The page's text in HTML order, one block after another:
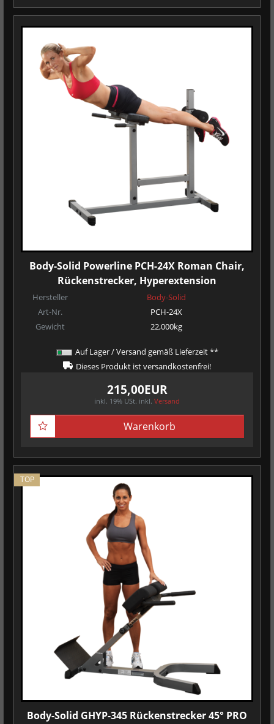
Body-Solid Powerline PCH-24X Roman Chair,
Rückenstrecker, Hyperextension
Hersteller
Body-Solid
Art-Nr.
PCH-24X
Gewicht
22,000kg
Auf Lager / Versand gemäß Lieferzeit **
Dieses Produkt ist versandkostenfrei!
215,00EUR
inkl. 19% USt. inkl. Versand
Warenkorb
TOP
Body-Solid GHYP-345 Rückenstrecker 45° PRO